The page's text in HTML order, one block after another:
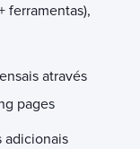
ferramentas),
através
pages
adicionais